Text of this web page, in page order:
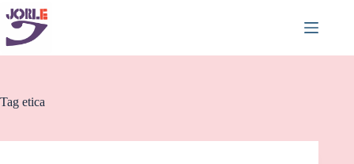
Pular
para
conteúdo
Tag etica